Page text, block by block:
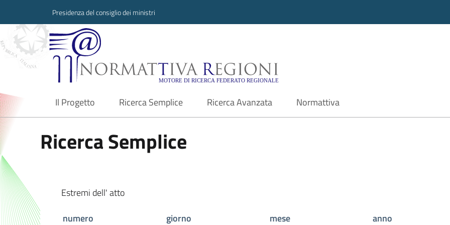
Presidenza del consiglio dei ministri
Normattiva Regioni - Motore di ricerca
Il Progetto
current Ricerca Semplice Ricerca Avanzata Normattiva
Ricerca Semplice
Estremi dell' atto
numero
giorno mese
anno